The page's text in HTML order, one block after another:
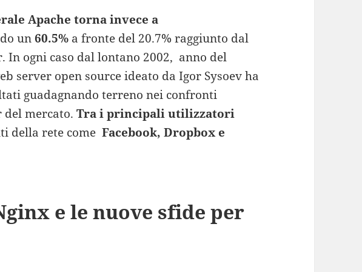
Apache torna invece a
un60.5% a fronte del 20.7% raggiunto dal
In ogni caso dal lontano 2002, anno del
server open source ideato da Igor Sysoev ha
guadagnando terreno nei confronti
del mercato. Tra i principali utilizzatori
della rete come Facebook, Dropbox e
e le nuove sfide per